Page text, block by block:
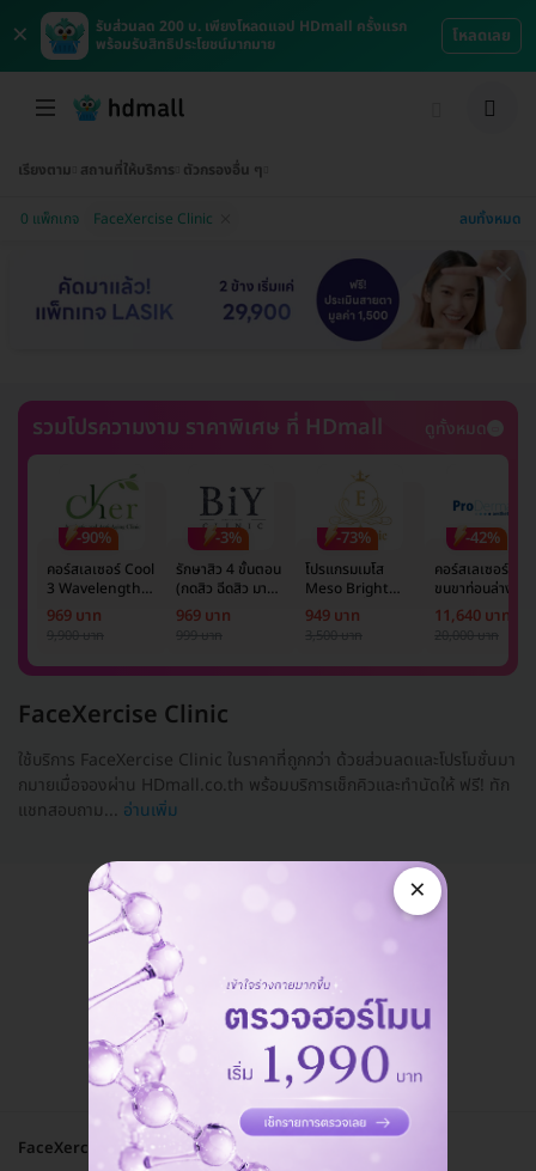
×
รับส่วนลด 200 บ. เพียงโหลดแอป HDmall ครั้งแรก
พร้อมรับสิทธิประโยชน์มากมาย
โหลดเลย
เรียงตาม สถานที่ให้บริการ ตัวกรองอื่น ๆ
0 แพ็กเกจ FaceXercise Clinic ลบทั้งหมด
รวมโปรความงาม ราคาพิเศษ ที่ HDmall ดูทั้งหมด
-90%
คอร์สเลเซอร์ Cool
3 Wavelength
Diode กำจัดขน
รักแร้ 1 ปี 12 ครั้ง
969 บาท
9,900 บาท
-3%
รักษาสิว 4 ขั้นตอน
(กดสิว ฉีดสิว มาส์ก
หน้า และฉายแสง)
1 ครั้ง
969 บาท
999 บาท
-73%
โปรแกรมเมโส
Meso Bright
จำนวนซีซีขึ้นอยู่กับ
แพทย์ประเมิน เพื่อ
ครั้ง
949 บาท
3,500 บาท
-42%
คอร์สเลเซอร์กำจั
ขนขาท่อนล่าง 2
ข้าง 5 ครั้ง ด้วย
เลเซอร์
11,640 บาท
20,000 บาท
FaceXercise Clinic
ใช้บริการ FaceXercise Clinic ในราคาที่ถูกกว่า ด้วยส่วนลดและโปรโมชั่นมา
กมายเมื่อจองผ่าน HDmall.co.th พร้อมบริการเช็กคิวและทำนัดให้ ฟรี! ทัก
แชทสอบถาม... อ่านเพิ่ม
แอดมินพร้อมดูแลคุณทุกวันทางไลน์
คุยกับแอดมิน ฟรี!
FaceXercise Clinic
×